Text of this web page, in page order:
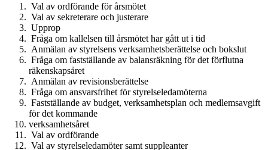
Val av ordförande för årsmötet
Val av sekreterare och justerare
Upprop
Fråga om kallelsen till årsmötet har gått ut i tid
Anmälan av styrelsens verksamhetsberättelse och bokslut
Fråga om fastställande av balansräkning för det förflutna
räkenskapsåret
Anmälan av revisionsberättelse
Fråga om ansvarsfrihet för styrelseledamöterna
Fastställande av budget, verksamhetsplan och medlemsavgift
för det kommande
verksamhetsåret
Val av ordförande
Val av styrelseledamöter samt suppleanter